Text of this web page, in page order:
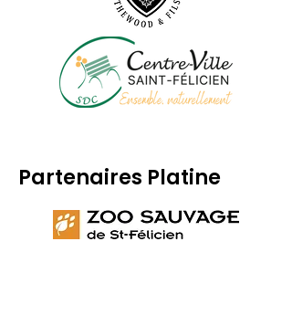
Partenaires Platine